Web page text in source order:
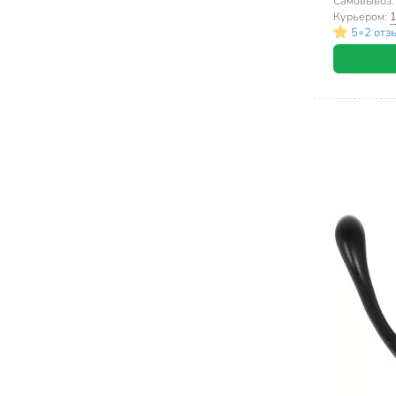
Курьером:
5•2